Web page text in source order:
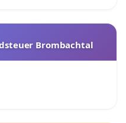
Brombachtal